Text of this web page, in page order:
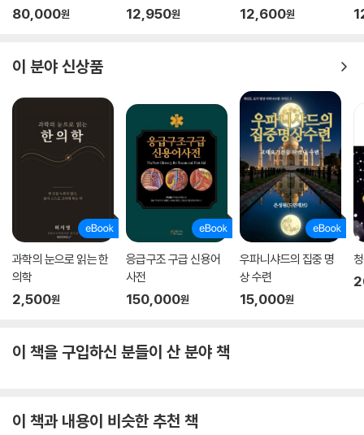
80,000원 12,950원
료까지 - Newton Hig
12,600원
이 분야 신상품
과학의 눈으로 읽는 한
의학
2,500원
응급구조 구급 신용어
사전
150,000원
우파니샤드의 집중 명
상 수련
15,000원
이 책을 구입하신 분들이 산 분야 책
이 책과 내용이 비슷한 추천 책